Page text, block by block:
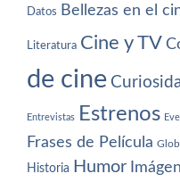
Datos Bellezas en el
Literatura Cine y TV
de cine
Entrevistas Estrenos
Frases de Película
Historia Humor